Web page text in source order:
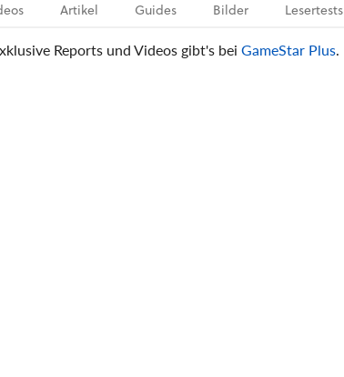
Artikel Guides Bilder Lesertests
Reports und Videos gibt's bei GameStar Plus.